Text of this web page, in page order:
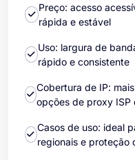
Preço: acesso
rápida e estável
Uso: largura de
rápido e consistente
Cobertura de IP:
opções de proxy ISP
Casos de uso: ideal
regionais e proteção